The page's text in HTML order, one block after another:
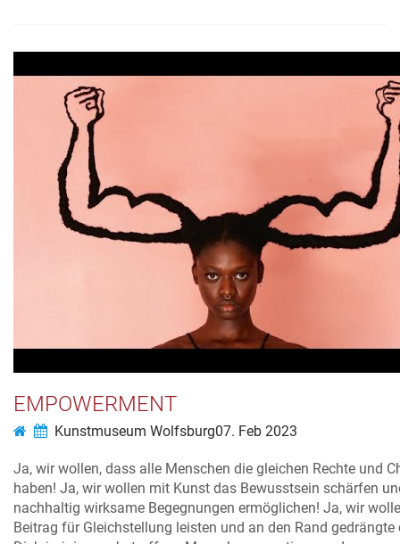
EMPOWERMENT
Kunstmuseum Wolfsburg07. Feb 2023
Ja, wir wollen, dass alle Menschen die gleichen Rechte und
haben! Ja, wir wollen mit Kunst das Bewusstsein schärfen
nachhaltig wirksame Begegnungen ermöglichen! Ja, wir
Beitrag für Gleichstellung leisten und an den Rand gedrängte